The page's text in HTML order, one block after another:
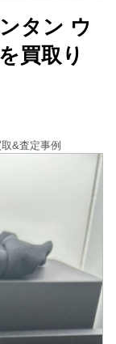
タン ウ
買取り
&査定事例